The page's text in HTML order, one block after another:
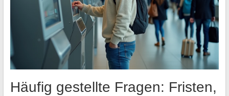
Häufig gestellte Fragen: Fristen,